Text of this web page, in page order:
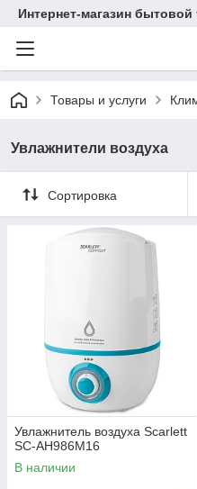
Интернет-магазин
Товары и услуги
Увлажнители воздуха
Сортировка
Увлажнитель воздуха Scarlett
SC-AH986M16
В наличии